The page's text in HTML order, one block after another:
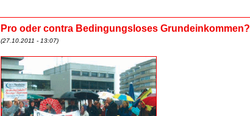
Pro oder contra Bedingungsloses Grundeinkommen?
(27.10.2011 - 13:07)